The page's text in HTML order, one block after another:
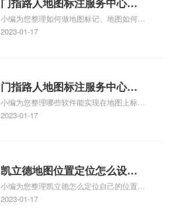
门指路人地图标注服务中心如
何做花小猪打车地图位置标
记？门指路人地图标注服务中
小编为您整理如何做地图标记、地图如何做
标记、so搜街景中如何做标记、360e启花贷
关地图标注知识，详情可查看下方正文！
2023-01-17
门指路人地图标注服务中心地
图位置地址标记？门指路人地
图标注服务中心苹果地图位置
小编为您整理哪些软件能实现在地图上标记
门指路人地图标注服务中心位置、门指路人
门指路人地图标注服务中心地址标注上地图
怎么弄相关地图标注知识，详情可查看下方
正文！
2023-01-17
凯立德地图位置定位怎么设置
自己的指路人地图标注服务中
小编为您整理凯立德怎么定位自己的位置
啊、手机凯立德地图定位怎么设置往上走、
2023-01-17